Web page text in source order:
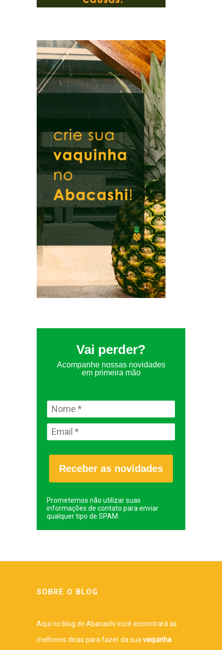
Vai perder?
Acompanhe nossas novidades
em primeira mão
Receber as novidades
Prometemos não utilizar suas
informações de contato para enviar
qualquer tipo de SPAM.
SOBRE O BLOG
Aqui no blog do Abacashi você encontrará as
melhores dicas para fazer da suavaquinha